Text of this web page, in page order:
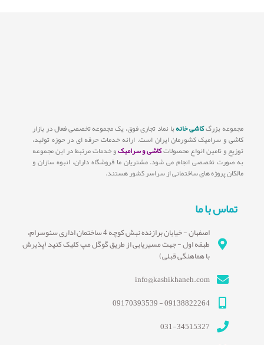
مجموعه بزرگکاشی خانهبا نماد تجاری فوق، یک مجموعه تخصصی فعال در بازار
کاشی و سرامیک کشورمان ایران است. ارائه خدمات حرفه ای در حوزه تولید،
توزیع و تامین انواع محصولاتکاشی و سرامیکو خدمات مرتبط در این مجموعه
به صورت تخصصی انجام می شود. مشتریان ما فروشگاه داران، انبوه سازان و
مالکان پروژه های ساختمانی از سراسر کشور هستند.
تماس با ما
اصفهان - خیابان برازنده نبش کوچه 4 ساختمان اداری سئوسرام،
طبقه اول - جهت مسیریابی از طریق گوگل مپ کلیک کنید (پذیرش
با هماهنگی قبلی)
info@kashikhaneh.com
09138822264 - 09170393539
031-34515327